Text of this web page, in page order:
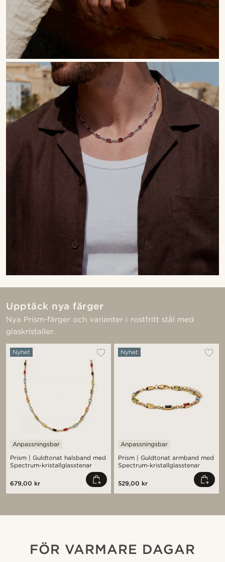
Upptäck nya färger
Nya Prism-färger och varianter i rostfritt stål med
glaskristaller.
Prism | Guldtonat halsband med
Spectrum-kristallglasstenar
Nyhet
Anpassningsbar
679,00 kr
Prism | Guldtonat armband med
Spectrum-kristallglasstenar
Nyhet
Anpassningsbar
529,00 kr
FÖR VARMARE DAGAR